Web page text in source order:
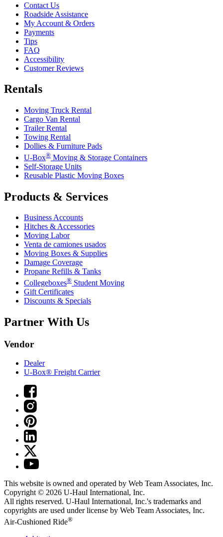
Contact Us
Roadside Assistance
My Account & Orders
Payments
Tips
FAQ
Accessibility
Customer Reviews
Rentals
Moving Truck Rental
Cargo Van Rental
Trailer Rental
Towing Rental
Dollies & Furniture Pads
U-Box® Moving & Storage Containers
Self-Storage Units
Reusable Plastic Moving Boxes
Products & Services
Business Accounts
Hitches & Accessories
Moving Labor
Venta de camiones usados
Moving Boxes & Supplies
Damage Coverage
Propane Refills & Tanks
Collegeboxes® Student Moving
Gift Certificates
Discounts & Specials
Partner With Us
Vendor
Dealer
U-Box® Freight Carrier
This website is owned and operated by Web Team Associates, Inc.
Copyright © 2026 U-Haul International, Inc.
All rights reserved. U-Haul International, Inc.'s trademarks and
copyrights are used under license by Web Team Associates, Inc.
Air-Cushioned Ride®